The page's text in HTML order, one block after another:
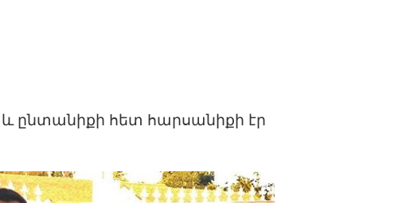
և ընտանիքի հետ հարսանիքի էր